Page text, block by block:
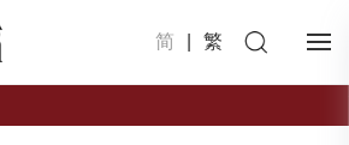
简 繁